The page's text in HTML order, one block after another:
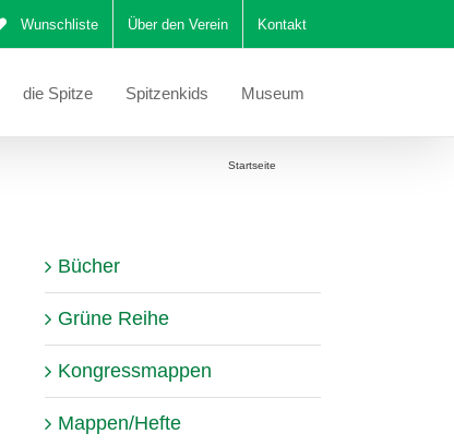
Wunschliste Über den Verein Kontakt
die Spitze Spitzenkids Museum
Startseite
Bücher
Grüne Reihe
Kongressmappen
Mappen/Hefte